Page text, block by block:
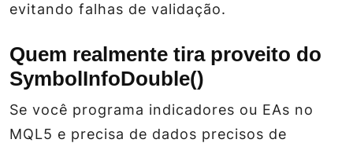
evitando falhas de validação.
Quem realmente tira proveito do
SymbolInfoDouble()
Se você programa indicadores ou EAs no
MQL5 e precisa de dados precisos de